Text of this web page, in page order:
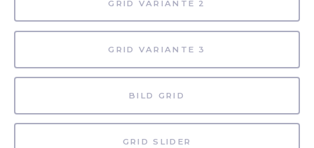
GRID VARIANTE 2
GRID VARIANTE 3
BILD GRID
GRID SLIDER